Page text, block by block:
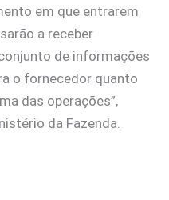
em que entrarem
a receber
de informações
o fornecedor quanto
das operações”,
da Fazenda.